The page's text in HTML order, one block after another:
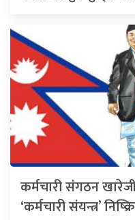
कर्मचारी संगठन
‘कर्मचारी संयन्त्र’